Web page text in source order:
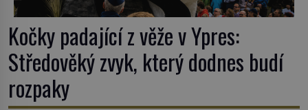
Kočky padající z věže v Ypres:
Středověký zvyk, který dodnes budí
rozpaky